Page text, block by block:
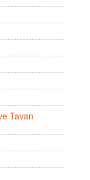
Tavan